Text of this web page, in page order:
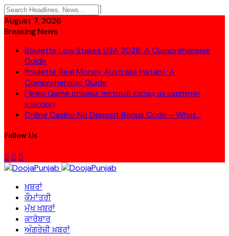
August 7, 2026
Breaking News
Roulette Low Stakes USA 2026: A Comprehensive
Guide
Roulette Real Money Australia Instant: A
Comprehensive Guide
Plinko Game отзывы: честный взгляд на азартную
классику
Online Casino No Deposit Bonus Code – What...
Follow Us
ਖ਼ਬਰਾਂ
ਕੌਮਾਂਤਰੀ
ਮੁੱਖ ਖ਼ਬਰਾਂ
ਕਾਰੋਬਾਰ
ਅੰਗਰੇਜ਼ੀ ਖ਼ਬਰਾਂ